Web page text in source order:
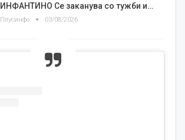
ИНФАНТИНО Се заканува со тужби и…
Плусинфо 03/08/2026